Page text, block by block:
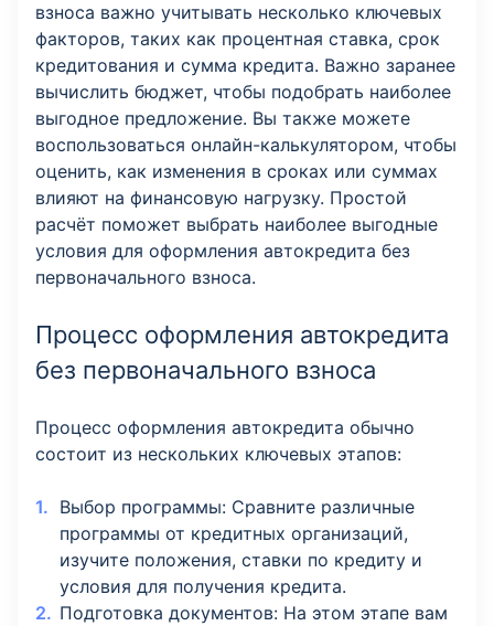
взноса важно учитывать несколько ключевых
факторов, таких как процентная ставка, срок
кредитования и сумма кредита. Важно заранее
вычислить бюджет, чтобы подобрать наиболее
выгодное предложение. Вы также можете
воспользоваться онлайн-калькулятором, чтобы
оценить, как изменения в сроках или суммах
влияют на финансовую нагрузку. Простой
расчёт поможет выбрать наиболее выгодные
условия для оформления автокредита без
первоначального взноса.
Процесс оформления автокредита
без первоначального взноса
Процесс оформления автокредита обычно
состоит из нескольких ключевых этапов:
Выбор программы: Сравните различные
программы от кредитных организаций,
изучите положения, ставки по кредиту и
условия для получения кредита.
Подготовка документов: На этом этапе вам